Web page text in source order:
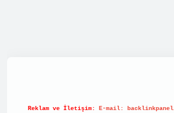
Reklam ve İletişim: E-mail: